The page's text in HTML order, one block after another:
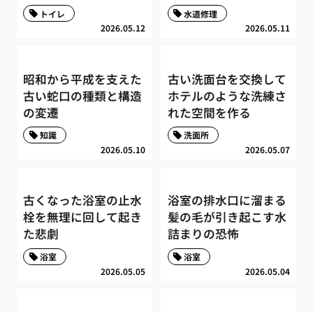
2026.05.12
トイレ
2026.05.11
水道修理
昭和から平成を支えた
古い蛇口の種類と構造
の変遷
2026.05.10
知識
古い洗面台を交換して
ホテルのような洗練さ
れた空間を作る
2026.05.07
洗面所
古くなった浴室の止水
栓を無理に回して起き
た悲劇
2026.05.05
浴室
浴室の排水口に溜まる
髪の毛が引き起こす水
詰まりの恐怖
2026.05.04
浴室